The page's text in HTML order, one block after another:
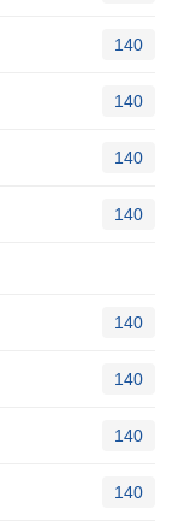
140
140
140
140
140
140
140
140